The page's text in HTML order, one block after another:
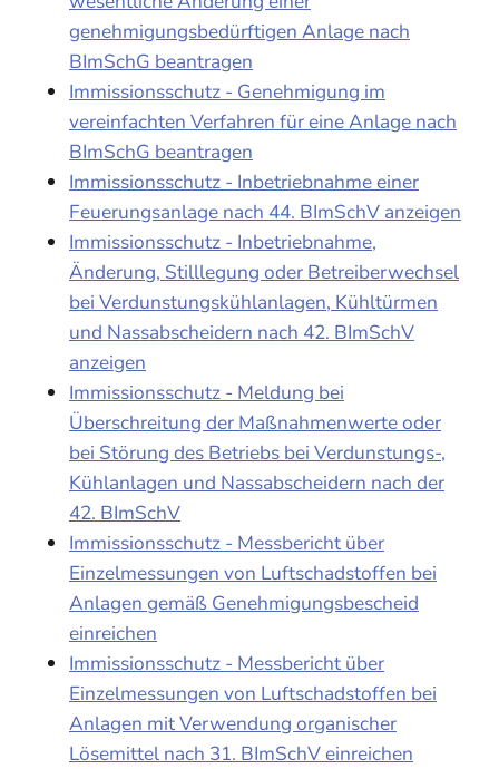
genehmigungsbedürftigen Anlage nach
BImSchG beantragen
Immissionsschutz - Genehmigung im
vereinfachten Verfahren für eine Anlage nach
BImSchG beantragen
Immissionsschutz - Inbetriebnahme einer
Feuerungsanlage nach 44. BImSchV anzeigen
Immissionsschutz - Inbetriebnahme,
Änderung, Stilllegung oder Betreiberwechsel
bei Verdunstungskühlanlagen, Kühltürmen
und Nassabscheidern nach 42. BImSchV
anzeigen
Immissionsschutz - Meldung bei
Überschreitung der Maßnahmenwerte oder
bei Störung des Betriebs bei Verdunstungs-,
Kühlanlagen und Nassabscheidern nach der
42. BImSchV
Immissionsschutz - Messbericht über
Einzelmessungen von Luftschadstoffen bei
Anlagen gemäß Genehmigungsbescheid
einreichen
Immissionsschutz - Messbericht über
Einzelmessungen von Luftschadstoffen bei
Anlagen mit Verwendung organischer
Lösemittel nach 31. BImSchV einreichen